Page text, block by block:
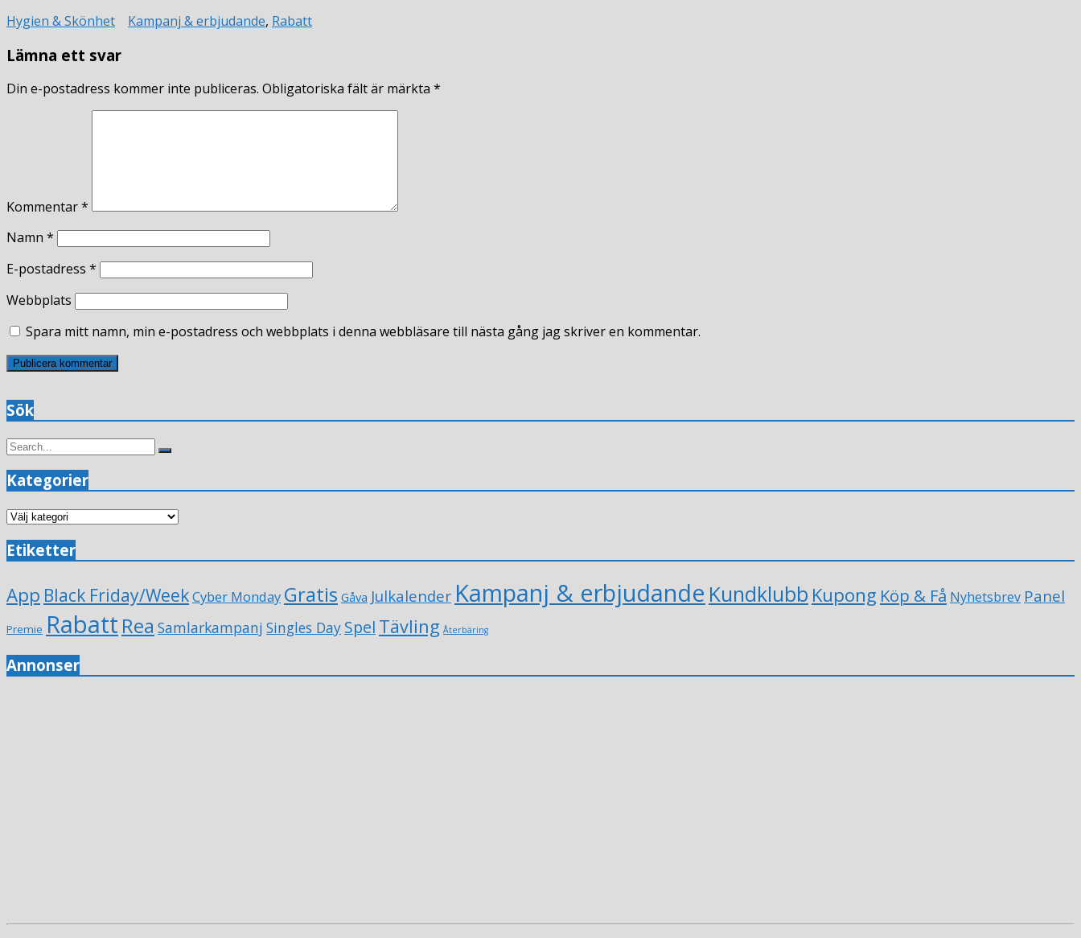
Hygien & Skönhet
Kampanj & erbjudande, Rabatt
Lämna ett svar
Din e-postadress kommer inte publiceras. Obligatoriska fält är märkta *
Kommentar*
Namn *
E-postadress *
Webbplats
Spara mitt namn, min e-postadress och webbplats i denna webbläsare till nästa gång jag skriver en kommentar.
Sök
Search
Search
Kategorier
Kategorier
Etiketter
App Black Friday/WeekCyber Monday Gratis Gåva Julkalender Kampanj & erbjudande Kundklubb Kupong Köp & Få Nyhetsbrev Panel
Premie Rabatt Rea Samlarkampanj Singles Day Spel Tävling Återbäring
Annonser